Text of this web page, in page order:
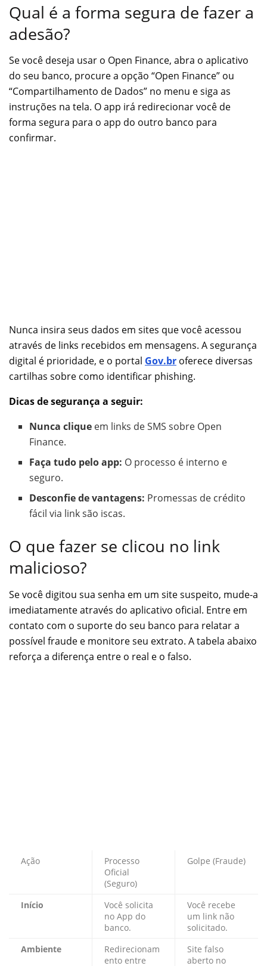
Qual é a forma segura de fazer a
adesão?
Se você deseja usar o Open Finance, abra o aplicativo
do seu banco, procure a opção “Open Finance” ou
“Compartilhamento de Dados” no menu e siga as
instruções na tela. O app irá redirecionar você de
forma segura para o app do outro banco para
confirmar.
Nunca insira seus dados em sites que você acessou
através de links recebidos em mensagens. A segurança
digital é prioridade, e o portal Gov.br oferece diversas
cartilhas sobre como identificar phishing.
Dicas de segurança a seguir:
Nunca clique em links de SMS sobre Open
Finance.
Faça tudo pelo app: O processo é interno e
seguro.
Desconfie de vantagens: Promessas de crédito
fácil via link são iscas.
O que fazer se clicou no link
malicioso?
Se você digitou sua senha em um site suspeito, mude-a
imediatamente através do aplicativo oficial. Entre em
contato com o suporte do seu banco para relatar a
possível fraude e monitore seu extrato. A tabela abaixo
reforça a diferença entre o real e o falso.
Ação
Processo
Oficial
(Seguro)
Golpe (Fraude)
Início
Você solicita
no App do
banco.
Você recebe
um link não
solicitado.
Ambiente
Redirecionam
ento entre
Site falso
aberto no